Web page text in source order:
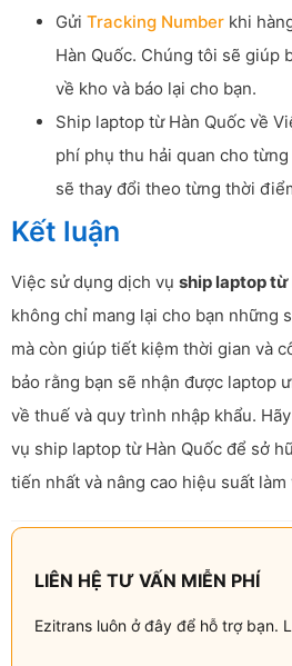
Gửi Tracking Number khi
Hàn Quốc. Chúng tôi sẽ giúp
về kho và báo lại cho bạn.
Ship laptop từ Hàn Quốc về
phí phụ thu hải quan cho
sẽ thay đổi theo từng thời
Kết luận
Việc sử dụng dịch vụ ship laptop từ
không chỉ mang lại cho bạn những
mà còn giúp tiết kiệm thời gian và
bảo rằng bạn sẽ nhận được laptop
về thuế và quy trình nhập khẩu.
vụ ship laptop từ Hàn Quốc để sở
tiến nhất và nâng cao hiệu suất làm
LIÊN HỆ TƯ VẤN MIỄN PHÍ
Ezitrans luôn ở đây để hỗ trợ bạn.